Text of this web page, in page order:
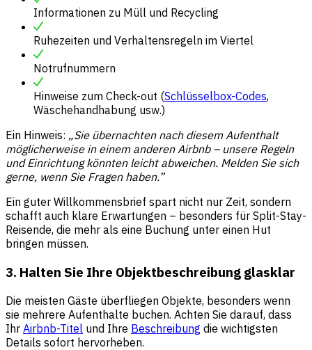
Informationen zu Müll und Recycling
Ruhezeiten und Verhaltensregeln im Viertel
Notrufnummern
Hinweise zum Check-out (Schlüsselbox-Codes,
Wäschehandhabung usw.)
Ein Hinweis: „Sie übernachten nach diesem Aufenthalt
möglicherweise in einem anderen Airbnb – unsere Regeln
und Einrichtung könnten leicht abweichen. Melden Sie sich
gerne, wenn Sie Fragen haben.”
Ein guter Willkommensbrief spart nicht nur Zeit, sondern
schafft auch klare Erwartungen – besonders für Split-Stay-
Reisende, die mehr als eine Buchung unter einen Hut
bringen müssen.
3. Halten Sie Ihre Objektbeschreibung glasklar
Die meisten Gäste überfliegen Objekte, besonders wenn
sie mehrere Aufenthalte buchen. Achten Sie darauf, dass
Ihr Airbnb-Titel und Ihre Beschreibung die wichtigsten
Details sofort hervorheben.